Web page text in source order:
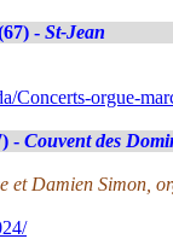
- St-Jean
Concerts-orgue-
- Couvent des
et Damien Simon,